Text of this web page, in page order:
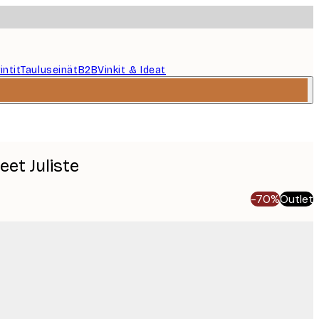
TauluseinätB2BVinkit & Ideat
Juliste
-70%Outlet